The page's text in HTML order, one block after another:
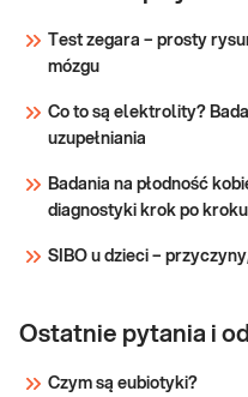
rozszerzony
- badania
genetyczne piersi, rak
Test zegara – prosty
mózgu
Co to są elektrolity?
uzupełniania
Badania na płodność
diagnostyki krok po kroku
SIBO u dzieci –
Ostatnie pytania i
Czym są eubiotyki?